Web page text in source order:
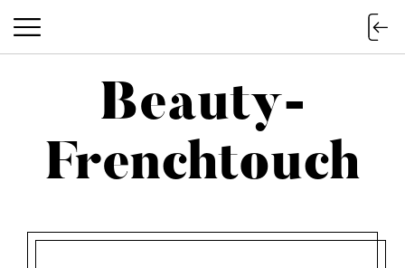
Beauty-Frenchtouch
Beauty-
Frenchtouch